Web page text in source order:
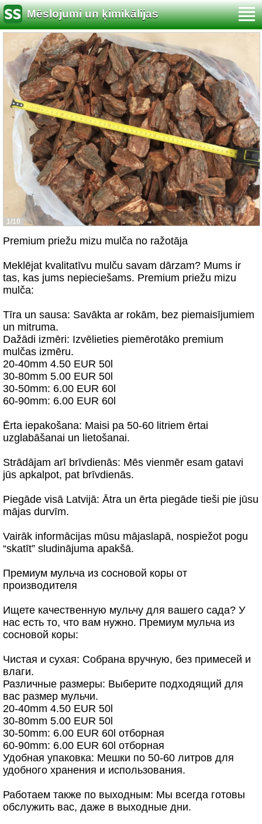
Mēslojumi un ķimikālijas
1/10
Premium priežu mizu mulča no ražotāja
Meklējat kvalitatīvu mulču savam dārzam? Mums ir
tas, kas jums nepieciešams. Premium priežu mizu
mulča:
Tīra un sausa: Savākta ar rokām, bez piemaisījumiem
un mitruma.
Dažādi izmēri: Izvēlieties piemērotāko premium
mulčas izmēru.
20-40mm 4.50 EUR 50l
30-80mm 5.00 EUR 50l
30-50mm: 6.00 EUR 60l
60-90mm: 6.00 EUR 60l
Ērta iepakošana: Maisi pa 50-60 litriem ērtai
uzglabāšanai un lietošanai.
Strādājam arī brīvdienās: Mēs vienmēr esam gatavi
jūs apkalpot, pat brīvdienās.
Piegāde visā Latvijā: Ātra un ērta piegāde tieši pie jūsu
mājas durvīm.
Vairāk informācijas mūsu mājaslapā, nospiežot pogu
“skatīt” sludinājuma apakšā.
Премиум мульча из сосновой коры от
производителя
Ищете качественную мульчу для вашего сада? У
нас есть то, что вам нужно. Премиум мульча из
сосновой коры:
Чистая и сухая: Собрана вручную, без примесей и
влаги.
Различные размеры: Выберите подходящий для
вас размер мульчи.
20-40mm 4.50 EUR 50l
30-80mm 5.00 EUR 50l
30-50mm: 6.00 EUR 60l отборная
60-90mm: 6.00 EUR 60l отборная
Удобная упаковка: Мешки по 50-60 литров для
удобного хранения и использования.
Работаем также по выходным: Мы всегда готовы
обслужить вас, даже в выходные дни.